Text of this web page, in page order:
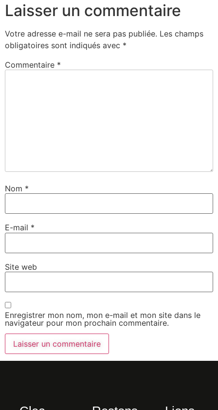
Laisser un commentaire
Votre adresse e-mail ne sera pas publiée. Les champs
obligatoires sont indiqués avec *
Commentaire *
Nom *
E-mail *
Site web
Enregistrer mon nom, mon e-mail et mon site dans le
navigateur pour mon prochain commentaire.